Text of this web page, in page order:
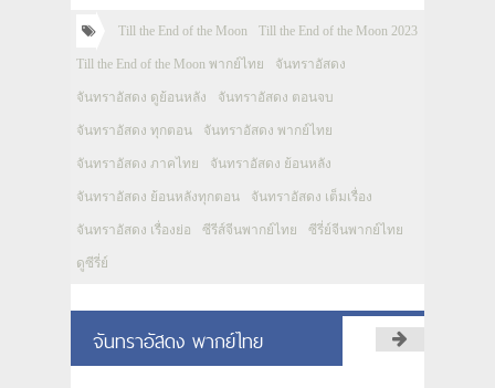
Till the End of the Moon Till the End of the Moon 2023
Till the End of the Moon พากย์ไทย จันทราอัสดง
จันทราอัสดง ดูย้อนหลัง จันทราอัสดง ตอนจบ
จันทราอัสดง ทุกตอน จันทราอัสดง พากย์ไทย
จันทราอัสดง ภาคไทย จันทราอัสดง ย้อนหลัง
จันทราอัสดง ย้อนหลังทุกตอน จันทราอัสดง เต็มเรื่อง
จันทราอัสดง เรื่องย่อ ซีรีส์จีนพากย์ไทย ซีรี่ย์จีนพากย์ไทย
ดูซีรี่ย์
จันทราอัสดง พากย์ไทย